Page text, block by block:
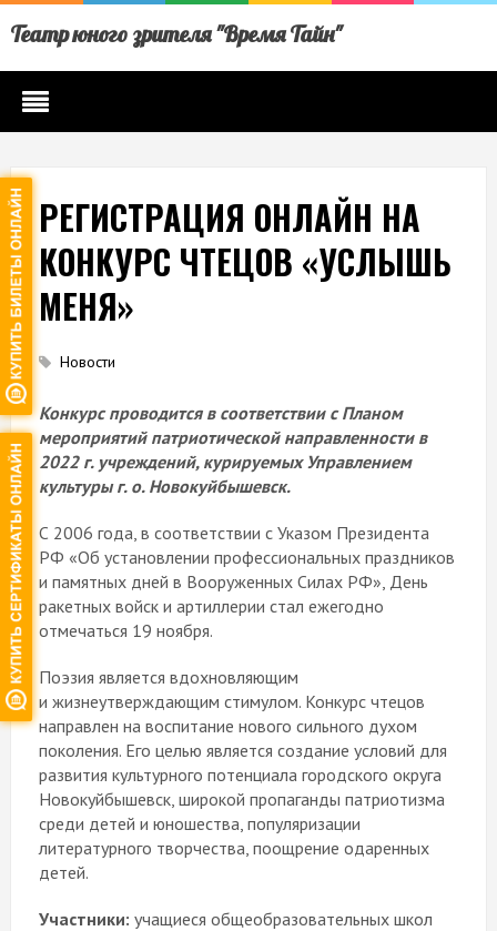
Театр юного зрителя "Время Тайн"
РЕГИСТРАЦИЯ ОНЛАЙН НА
КОНКУРС ЧТЕЦОВ «УСЛЫШЬ
МЕНЯ»
Новости
Конкурс проводится в соответствии с Планом
мероприятий патриотической направленности в
2022 г. учреждений, курируемых Управлением
культуры г. о. Новокуйбышевск.
С 2006 года, в соответствии с Указом Президента
РФ «Об установлении профессиональных праздников
и памятных дней в Вооруженных Силах РФ», День
ракетных войск и артиллерии стал ежегодно
отмечаться 19 ноября.
Поэзия является вдохновляющим
и жизнеутверждающим стимулом. Конкурс чтецов
направлен на воспитание нового сильного духом
поколения. Его целью является создание условий для
развития культурного потенциала городского округа
Новокуйбышевск, широкой пропаганды патриотизма
среди детей и юношества, популяризации
литературного творчества, поощрение одаренных
детей.
Участники: учащиеся общеобразовательных школ